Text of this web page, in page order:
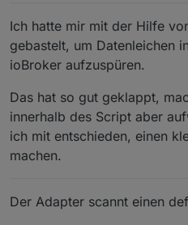
Ich hatte mir mit der Hilfe
gebastelt, um Datenleichen
ioBroker aufzuspüren.
Das hat so gut geklappt,
innerhalb des Script aber
ich mit entschieden, einen
machen.
Der Adapter scannt einen